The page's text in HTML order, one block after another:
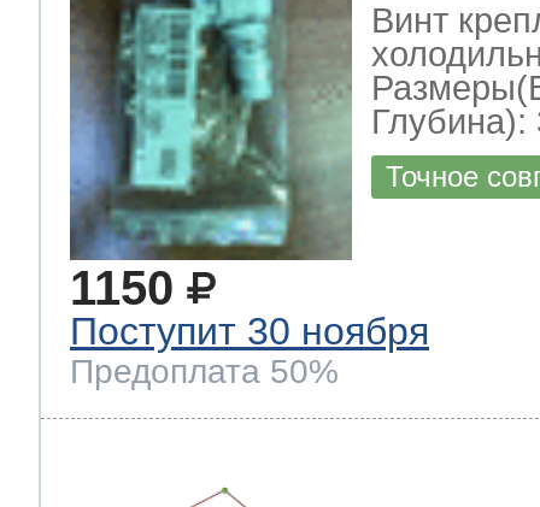
Винт
Глубина):
Точное
1150
Поступит 30 ноября
Предоплата 50%